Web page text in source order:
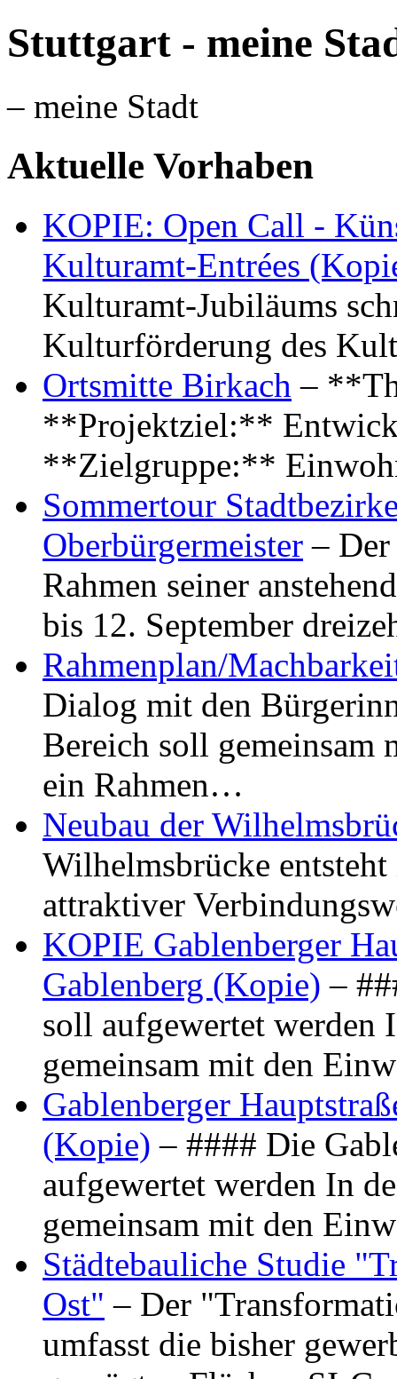
Stuttgart - meine
– meine Stadt
Aktuelle Vorhaben
KOPIE: Open Call -
Kulturamt-Entrées
Kulturamt-Jubiläums
Kulturförderung des
Ortsmitte Birkach –
**Projektziel:**
**Zielgruppe:**
Sommertour
Oberbürgermeister –
Rahmen seiner
bis 12. September
Rahmenplan/
Dialog mit den
Bereich soll gemeinsam
ein Rahmen…
Neubau der
Wilhelmsbrücke
attraktiver
KOPIE Gablenberger
Gablenberg (Kopie) –
soll aufgewertet werden
gemeinsam mit den
Gablenberger
(Kopie) – #### Die
aufgewertet werden In
gemeinsam mit den
Städtebauliche Studie
Ost" – Der
umfasst die bisher